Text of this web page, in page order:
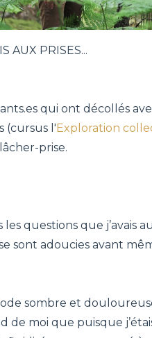
AUX PRISES...
qui ont décollés
(cursus l'Exploration
prise.
les questions que j’avais
sont adoucies avant
sombre et
de moi que puisque